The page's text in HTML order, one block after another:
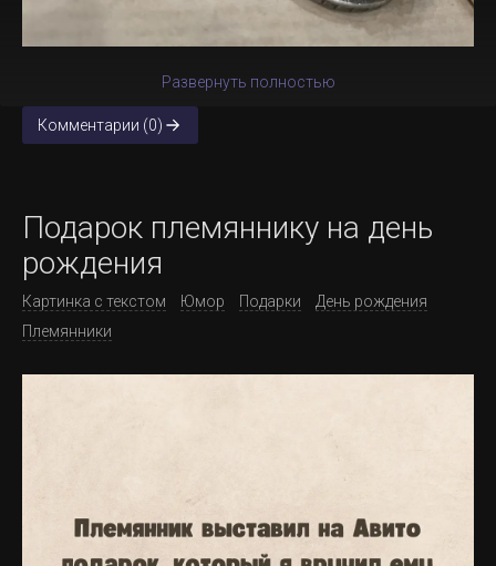
Развернуть полностью
Комментарии (0)
Подарок племяннику на день
рождения
Картинка с текстом Юмор Подарки
День рождения
Племянники